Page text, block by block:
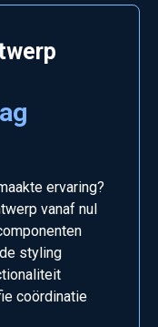
ervaring?
vanaf nul
styling
coördinatie